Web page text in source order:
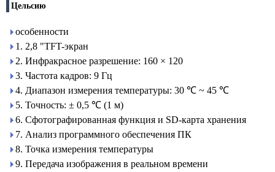
Цельсию
особенности
1. 2,8 "TFT-экран
2. Инфракрасное разрешение: 160 × 120
3. Частота кадров: 9 Гц
4. Диапазон измерения температуры: 30 ℃ ~ 45 ℃
5. Точность: ± 0,5 ℃ (1 м)
6. Сфотографированная функция и SD-карта хранения
7. Анализ программного обеспечения ПК
8. Точка измерения температуры
9. Передача изображения в реальном времени